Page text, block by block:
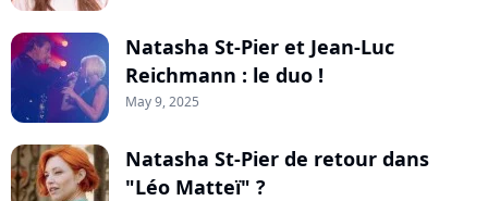
Natasha St-Pier et Jean-Luc
Reichmann : le duo !
May 9, 2025
Natasha St-Pier de retour dans
"Léo Matteï" ?